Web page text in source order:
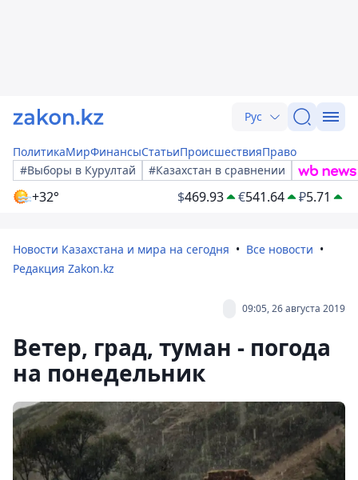
Рус
ПолитикаМирФинансыСтатьиПроисшествияПраво
#Выборы в Курултай
#Казахстан в сравнении
+32° $469.93 €541.64 ₽5.71
Новости Казахстана и мира на сегодня
Все новости
Редакция Zakon.kz
09:05, 26 августа 2019
Ветер, град, туман - погода
на понедельник